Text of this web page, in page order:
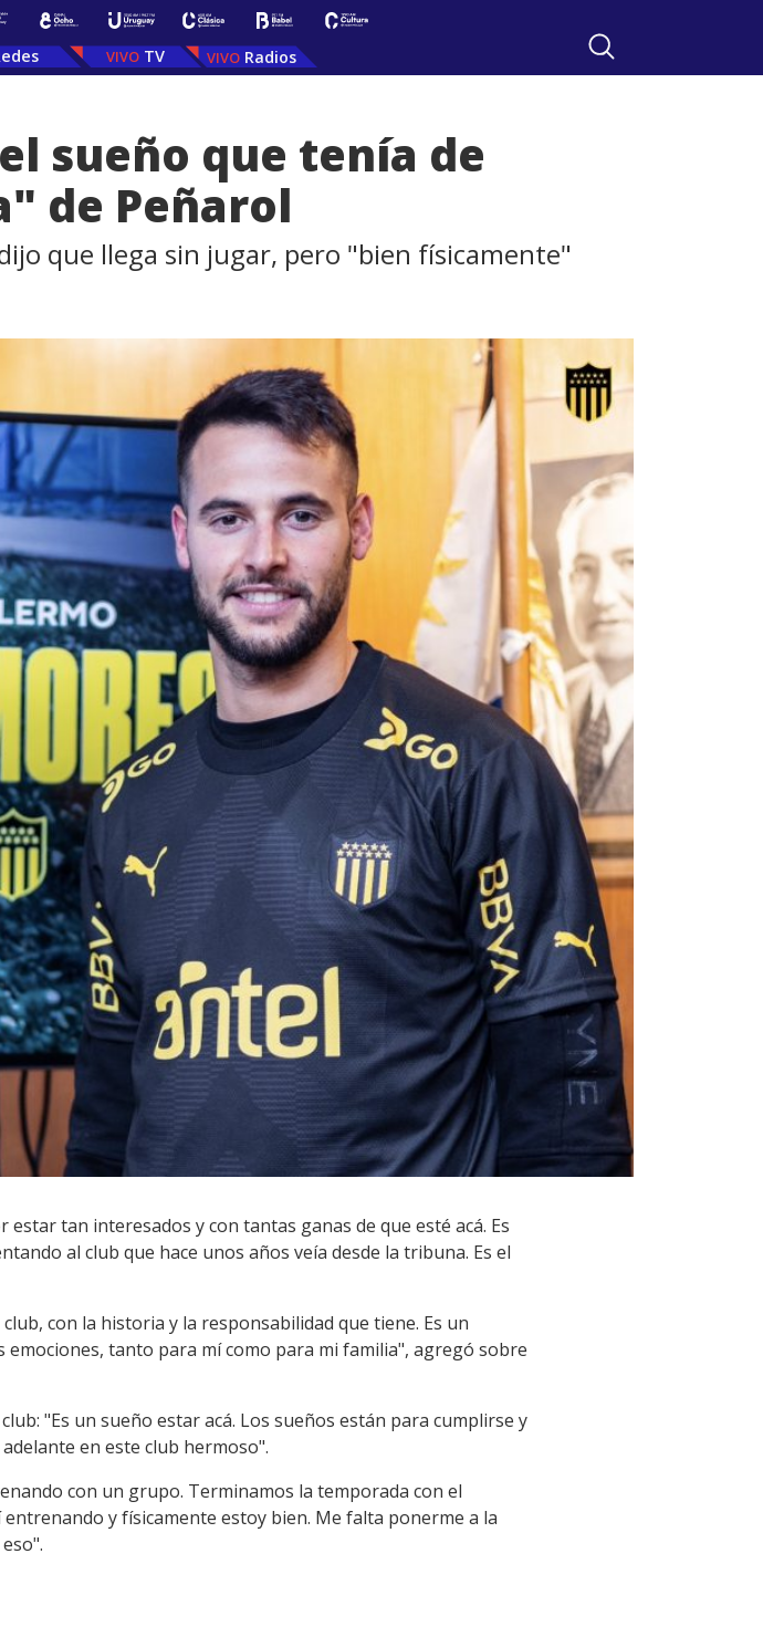
TV Radios
sueño que tenía de
de Peñarol
que llega sin jugar, pero "bien físicamente"
tan interesados y con tantas ganas de que esté acá. Es
al club que hace unos años veía desde la tribuna. Es el
con la historia y la responsabilidad que tiene. Es un
tanto para mí como para mi familia", agregó sobre
"Es un sueño estar acá. Los sueños están para cumplirse y
en este club hermoso".
con un grupo. Terminamos la temporada con el
y físicamente estoy bien. Me falta ponerme a la